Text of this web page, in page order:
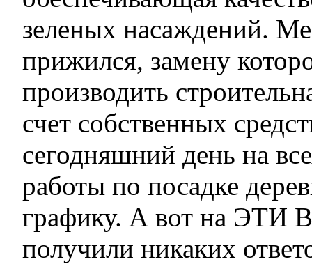
зеленых насаждений.
прижился, замену
производить
счет собственных
сегодняшний день на
работы по посадке
графику. А вот на
получили никаких